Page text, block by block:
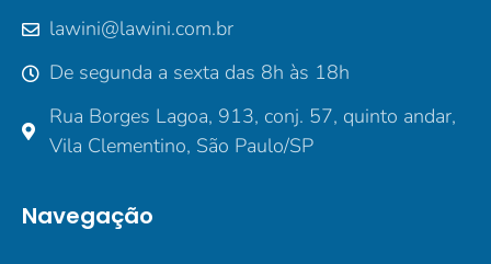
lawini@lawini.com.br
De segunda a sexta das 8h às 18h
Rua Borges Lagoa, 913, conj. 57, quinto andar,
Vila Clementino, São Paulo/SP
Navegação